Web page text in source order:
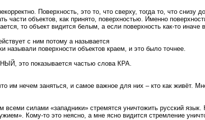
Поверхность, это то, что сверху, тогда то, что снизу
объектов, как принято, поверхностью. Именно
то объект видится белым, а если поверхность как-то иначе
с ним потому а называется
называли поверхности объектов краем, и это было точнее.
это показывается частью слова КРА.
нечем заняться, и самое важное для них – кто как живёт.
силами «западники» стремятся уничтожить русский
Кому-то это неясно, а мне ясно видится стремление